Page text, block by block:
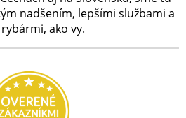
nadšením, lepšími službami a
ako vy.